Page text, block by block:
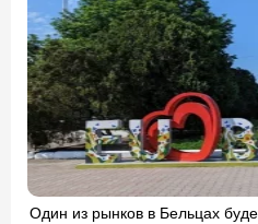
Один из рынков в Бельцах